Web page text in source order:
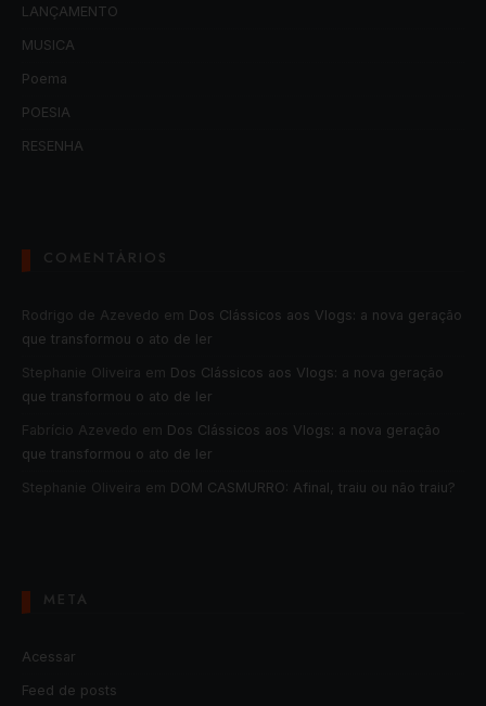
LANÇAMENTO
MUSICA
Poema
POESIA
RESENHA
COMENTÁRIOS
Rodrigo de Azevedo em Dos Clássicos aos Vlogs: a nova geração
que transformou o ato de ler
Stephanie Oliveira em Dos Clássicos aos Vlogs: a nova geração
que transformou o ato de ler
Fabrício Azevedo em Dos Clássicos aos Vlogs: a nova geração
que transformou o ato de ler
Stephanie Oliveira em DOM CASMURRO: Afinal, traiu ou não traiu?
META
Acessar
Feed de posts